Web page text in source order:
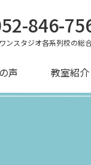
846-
ンスタジオ各系列校の総
声 教室紹